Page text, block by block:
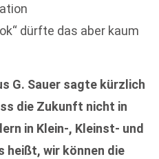
dürfte das aber kaum
G. Sauer sagte kürzlich
die Zukunft nicht in
in Klein-, Kleinst- und
heißt, wir können die